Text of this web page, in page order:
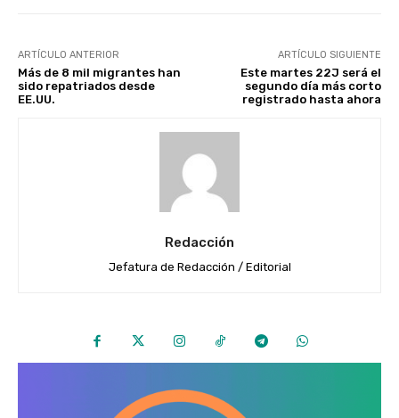
ARTÍCULO ANTERIOR
Más de 8 mil migrantes han
sido repatriados desde
EE.UU.
ARTÍCULO SIGUIENTE
Este martes 22J será el
segundo día más corto
registrado hasta ahora
Redacción
Jefatura de Redacción / Editorial